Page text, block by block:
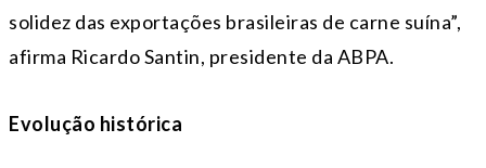
solidez das exportações brasileiras de carne suína”,
afirma Ricardo Santin, presidente da ABPA.
Evolução histórica